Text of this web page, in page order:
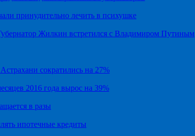
принудительно лечить в психушке
Жилкин встретился с Владимиром Путиным
сократились на 27%
2016 года вырос на 39%
в разы
ипотечные кредиты